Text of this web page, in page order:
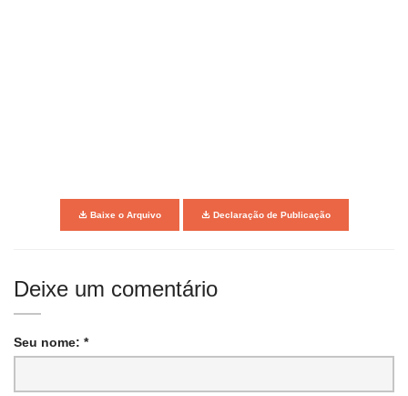
Baixe o Arquivo Declaração de Publicação
Deixe um comentário
Seu nome: *